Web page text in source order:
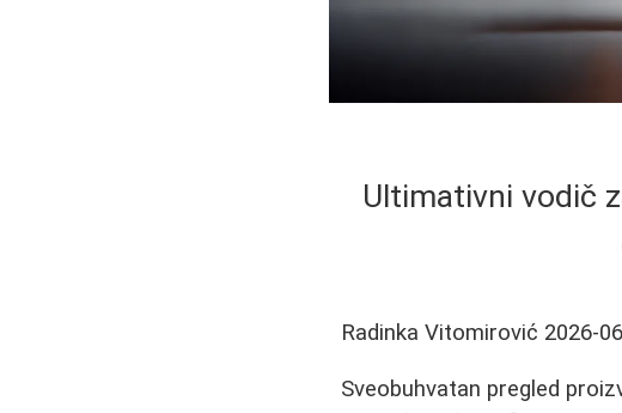
Ultimativni vodič
Radinka Vitomirović 2026-
Sveobuhvatan pregled